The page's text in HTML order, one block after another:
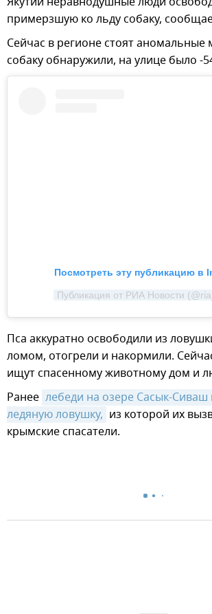
примерзшую ко льду собаку,
Сейчас в регионе стоят аномальные
собаку обнаружили, на улице было -
Посмотреть эту публикацию в
Публикация от РИА Новости
Пса аккуратно освободили из
ломом, отогрели и накормили.
ищут спасенному животному дом и
Ранее лебеди на озере Сасык-Сиваш
ледяную ловушку, из которой их
крымские спасатели.